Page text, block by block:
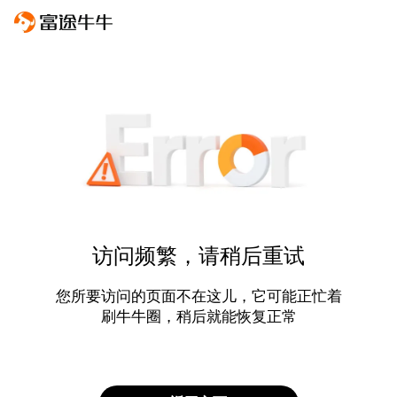
访问频繁，请稍后重试
您所要访问的页面不在这儿，它可能正忙着
刷牛牛圈，稍后就能恢复正常